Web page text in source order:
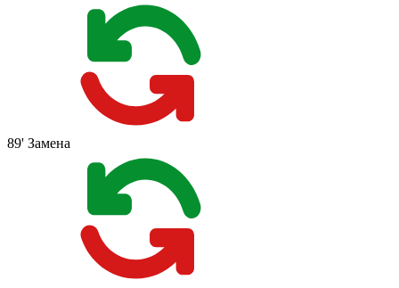
89' Замена